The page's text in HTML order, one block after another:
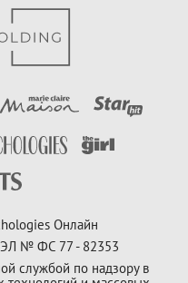
Онлайн
ЭЛ № ФС 77 - 82353
службой по надзору в